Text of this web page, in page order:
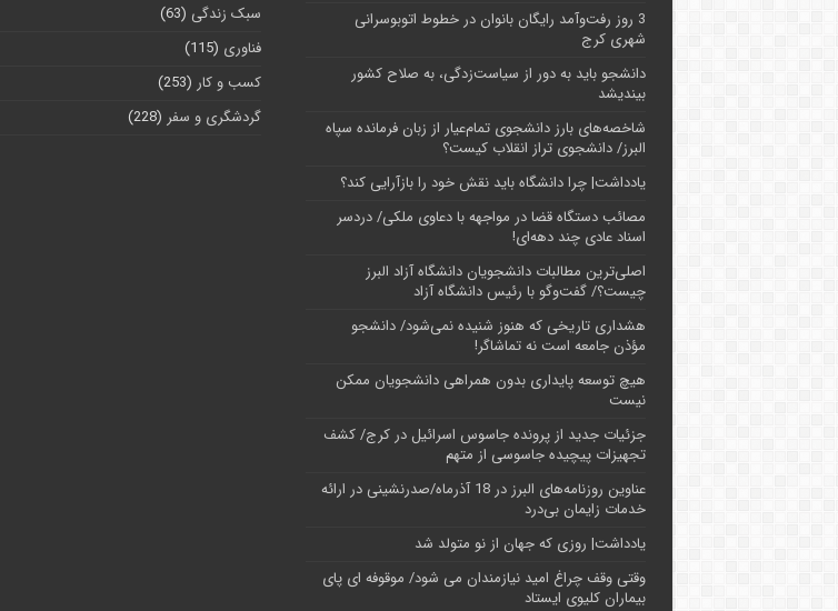
3 روز رفت‌وآمد رایگان بانوان در خطوط اتوبوسرانی
شهری کرج
دانشجو باید به دور از سیاست‌زدگی، به صلاح کشور
بیندیشد
شاخصه‌های بارز دانشجوی تمام‌عیار از زبان فرمانده سپاه
البرز/ دانشجوی تراز انقلاب کیست؟
یادداشت| چرا دانشگاه باید نقش خود را بازآرایی کند؟
مصائب دستگاه قضا در مواجهه با دعاوی ملکی/ دردسر
اسناد عادی چند‌ دهه‌ای!
اصلی‌ترین مطالبات دانشجویان دانشگاه آزاد البرز
چیست؟/ گفت‌وگو با رئیس دانشگاه آز‌اد
هشداری تاریخی که هنوز شنیده نمی‌شود/ دانشجو
مؤذن جامعه است نه تماشاگر!
هیچ توسعه پایداری بدون همراهی دانشجویان ممکن
نیست
جزئیات جدید از پرونده جاسوس اسرائیل در کرج/‌ کشف
تجهیزات پیچیده جاسوسی از متهم
عناوین روزنامه‌های البرز در ‌18 آذرماه/صدرنشینی در ارائه
خدمات زایمان بی‌درد
یادداشت| روزی که جهان از نو متولد شد
وقتی وقف چراغ امید نیازمندان می شود/ موقوفه ای پای
بیماران کلیوی ایستاد
سبک زندگی (63)
فناوری (115)
کسب و کار (253)
گردشگری و سفر (228)